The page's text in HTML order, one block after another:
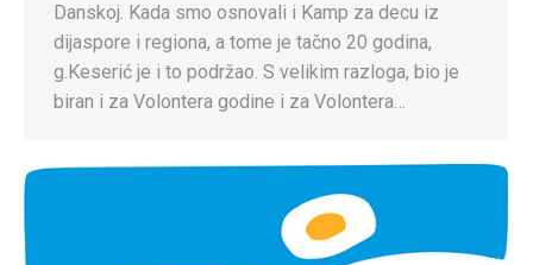
Danskoj. Kada smo osnovali i Kamp za decu iz
dijaspore i regiona, a tome je tačno 20 godina,
g.Keserić je i to podržao. S velikim razloga, bio je
biran i za Volontera godine i za Volontera…